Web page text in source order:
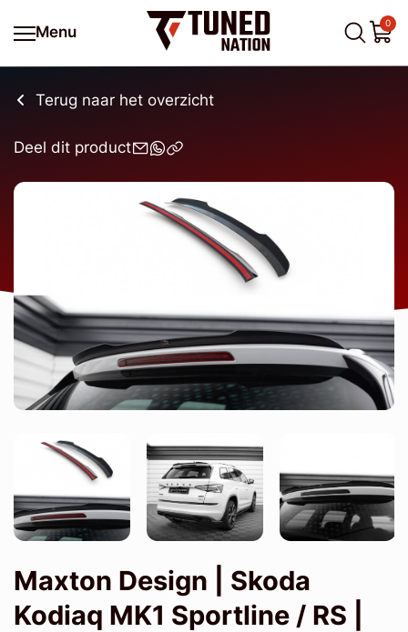
Menu
0
Terug naar het overzicht
Deel dit product
Maxton Design | Skoda
Kodiaq MK1 Sportline / RS |